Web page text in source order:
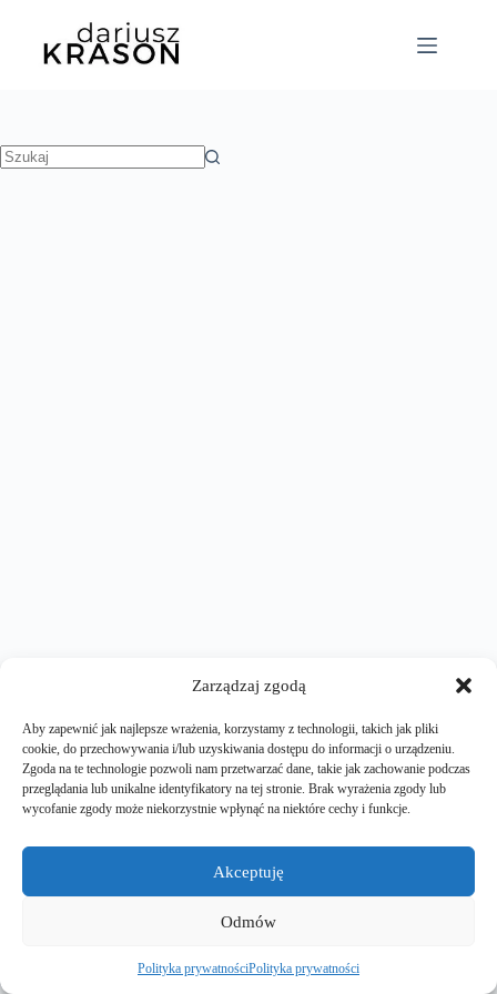
Zarządzaj zgodą
Aby zapewnić jak najlepsze wrażenia, korzystamy z technologii, takich jak pliki
cookie, do przechowywania i/lub uzyskiwania dostępu do informacji o urządzeniu.
Zgoda na te technologie pozwoli nam przetwarzać dane, takie jak zachowanie podczas
przeglądania lub unikalne identyfikatory na tej stronie. Brak wyrażenia zgody lub
wycofanie zgody może niekorzystnie wpłynąć na niektóre cechy i funkcje.
Akceptuję
Odmów
Polityka prywatnościPolityka prywatności
Copyright © 2026 | Dariusz Krasoń | Blog o logistyce